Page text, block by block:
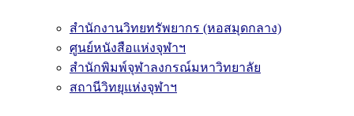
สำนักงานวิทยทรัพยากร (หอสมุดกลาง)
ศูนย์หนังสือแห่งจุฬาฯ
สำนักพิมพ์จุฬาลงกรณ์มหาวิทยาลัย
สถานีวิทยุแห่งจุฬาฯ